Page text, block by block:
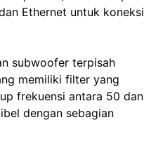
Ethernet untuk koneksi
subwoofer terpisah
memiliki filter yang
frekuensi antara 50 dan
dengan sebagian